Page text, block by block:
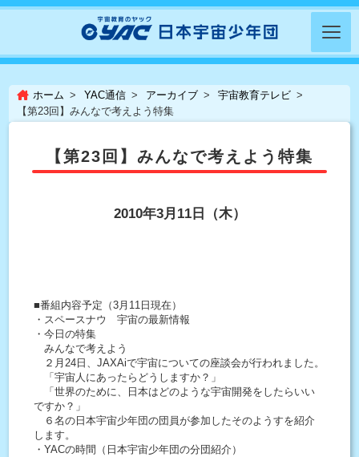
ホーム YAC通信 アーカイブ
宇宙教育テレビ
【第23回】みんなで考えよう特集
【第23回】みんなで考えよう特集
2010年3月11日（木）
■番組内容予定（3月11日現在）
・スペースナウ 宇宙の最新情報
・今日の特集
みんなで考えよう
２月24日、JAXAiで宇宙についての座談会が行われました。
「宇宙人にあったらどうしますか？」
「世界のために、日本はどのような宇宙開発をしたらいい
ですか？」
６名の日本宇宙少年団の団員が参加したそのようすを紹介
します。
・YACの時間（日本宇宙少年団の分団紹介）